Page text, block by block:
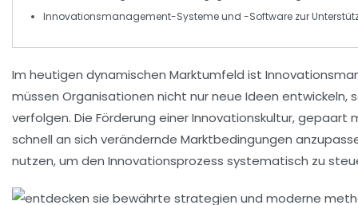
Innovationsmanagement-Systemeund -Software zur
Im heutigen dynamischen Marktumfeld ist
müssen Organisationen nicht nur neue Ideen
verfolgen. Die Förderung einerInnovationskultur, gepaart
schnell an sich verändernde Marktbedingungen
nutzen, um den Innovationsprozess systematisch zu